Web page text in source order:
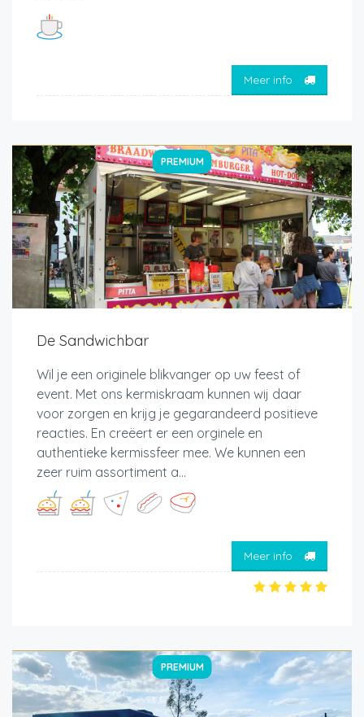
Meer info
PREMIUM
De Sandwichbar
Wil je een originele blikvanger op uw feest of
event. Met ons kermiskraam kunnen wij daar
voor zorgen en krijg je gegarandeerd positieve
reacties. En creëert er een orginele en
authentieke kermissfeer mee. We kunnen een
zeer ruim assortiment a...
Meer info
PREMIUM